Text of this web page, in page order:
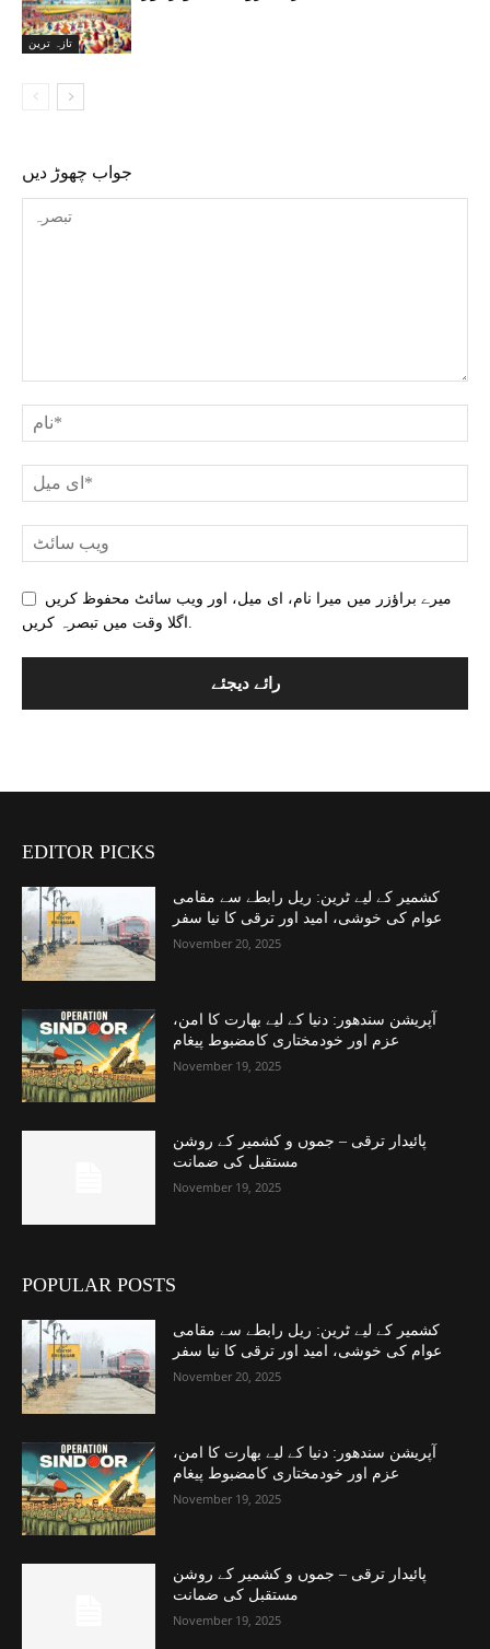
تازہ ترین
جواب چھوڑ دیں
میرے براؤزر میں میرا نام، ای میل، اور ویب سائٹ محفوظ کریں
EDITOR PICKS
کشمیر کے لیے ٹرین: ریل رابطے سے مقامی
عوام کی خوشی، امید اور ترقی کا نیا سفر
November 20, 2025
آپریشن سندھور: دنیا کے لیے بھارت کا امن،
عزم اور خودمختاری کامضبوط پیغام
November 19, 2025
پائیدار ترقی – جموں و کشمیر کے روشن
مستقبل کی ضمانت
November 19, 2025
POPULAR POSTS
کشمیر کے لیے ٹرین: ریل رابطے سے مقامی
عوام کی خوشی، امید اور ترقی کا نیا سفر
November 20, 2025
آپریشن سندھور: دنیا کے لیے بھارت کا امن،
عزم اور خودمختاری کامضبوط پیغام
November 19, 2025
پائیدار ترقی – جموں و کشمیر کے روشن
مستقبل کی ضمانت
November 19, 2025